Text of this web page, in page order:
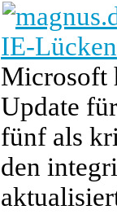
IE-Lücken
Microsoft
Update
fünf als
den